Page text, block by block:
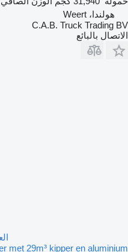
هولندا، Weert
C.A.B. Truck Trading BV
الاتصال بالبائع
met 29m³ kipper en aluminium